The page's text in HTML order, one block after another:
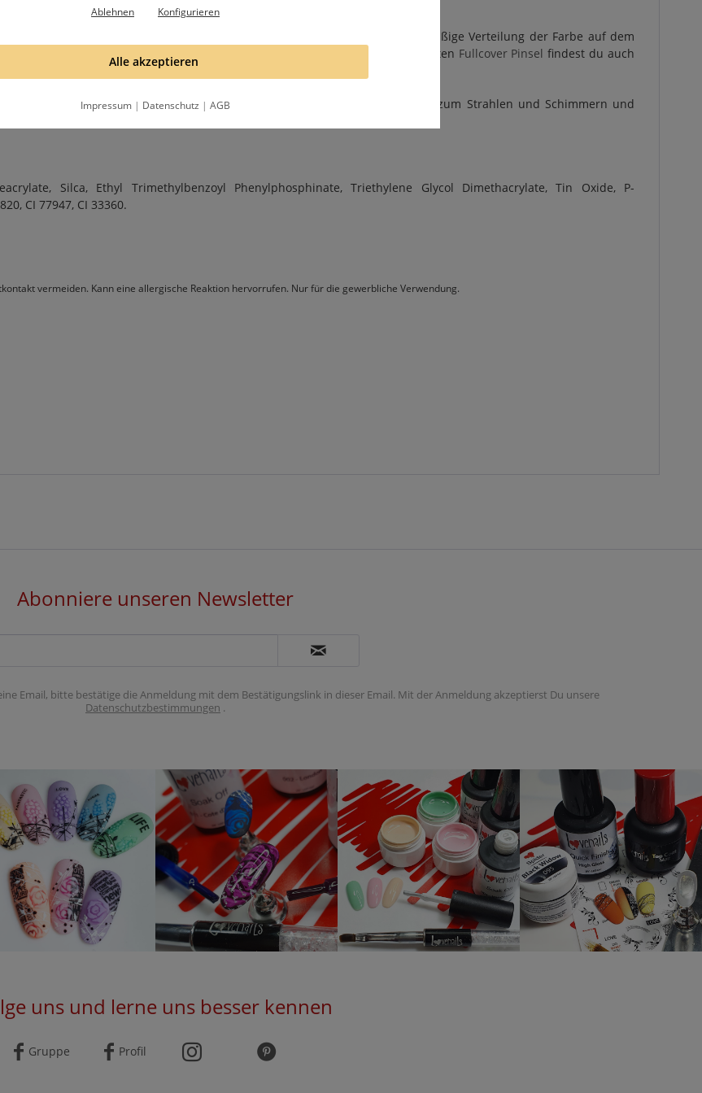
Aurora Farbgele erleichtert das Auftragen und sorgt für eine gleichmäßige Verteilung der Farbe auf dem
egal ob du ein erfahrener Profi oder ein DIY-Enthusiast bist. Die perfekten Fullcover Pinsel findest du auch
vertreten, was du für eine tolle Modellage brauchst. Bringe deine Nägel zum Strahlen und Schimmern und
den perfekten Look.
Silca, Ethyl Trimethylbenzoyl Phenylphosphinate, Triethylene Glycol Dimethacrylate, Tin Oxide, P-
CI 77947, CI 33360.
vermeiden. Kann eine allergische Reaktion hervorrufen. Nur für die gewerbliche Verwendung.
Abonniere unseren Newsletter
Email, bitte bestätige die Anmeldung mit dem Bestätigungslink in dieser Email. Mit der Anmeldung akzeptierst Du unsere
Datenschutzbestimmungen .
uns und lerne uns besser kennen
Gruppe Profil
Ablehnen Konfigurieren
Alle akzeptieren
Impressum | Datenschutz | AGB